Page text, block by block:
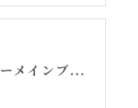
セントジャーメインブレッシングカードから愛のギフト、アリーシャ